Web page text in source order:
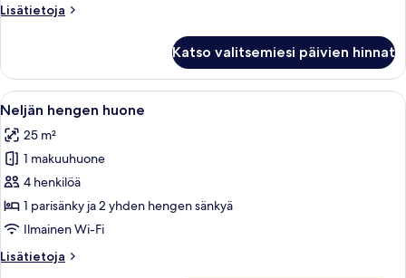
people)
Lisätietoja
Lisätietoja
comfort-
huone
(4
people)
Katso valitsemiesi päivien hinnat
Avaa
kaikki
huonetyypin
Neljän
hengen
huone
kuvat
Hotellihuoneessa on sänky,
11
Neljän hengen huone
25 m²
1 makuuhuone
4 henkilöä
1 parisänky ja 2 yhden hengen sänkyä
Ilmainen Wi-Fi
Lisätietoja
Lisätietoja